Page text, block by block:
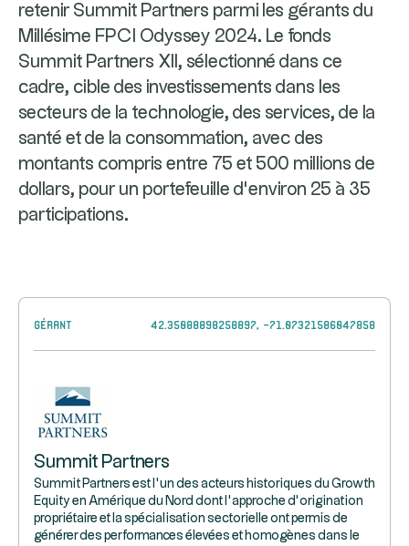
retenir Summit Partners parmi les gérants du
Millésime FPCI Odyssey 2024. Le fonds
Summit Partners XII, sélectionné dans ce
cadre, cible des investissements dans les
secteurs de la technologie, des services, de la
santé et de la consommation, avec des
montants compris entre 75 et 500 millions de
dollars, pour un portefeuille d’environ 25 à 35
participations.
Gérant 42.35088898258897, -71.07321586047858
Summit Partners
Summit Partners est l’un des acteurs historiques du Growth
Equity en Amérique du Nord dont l’approche d’origination
propriétaire et la spécialisation sectorielle ont permis de
générer des performances élevées et homogènes dans le